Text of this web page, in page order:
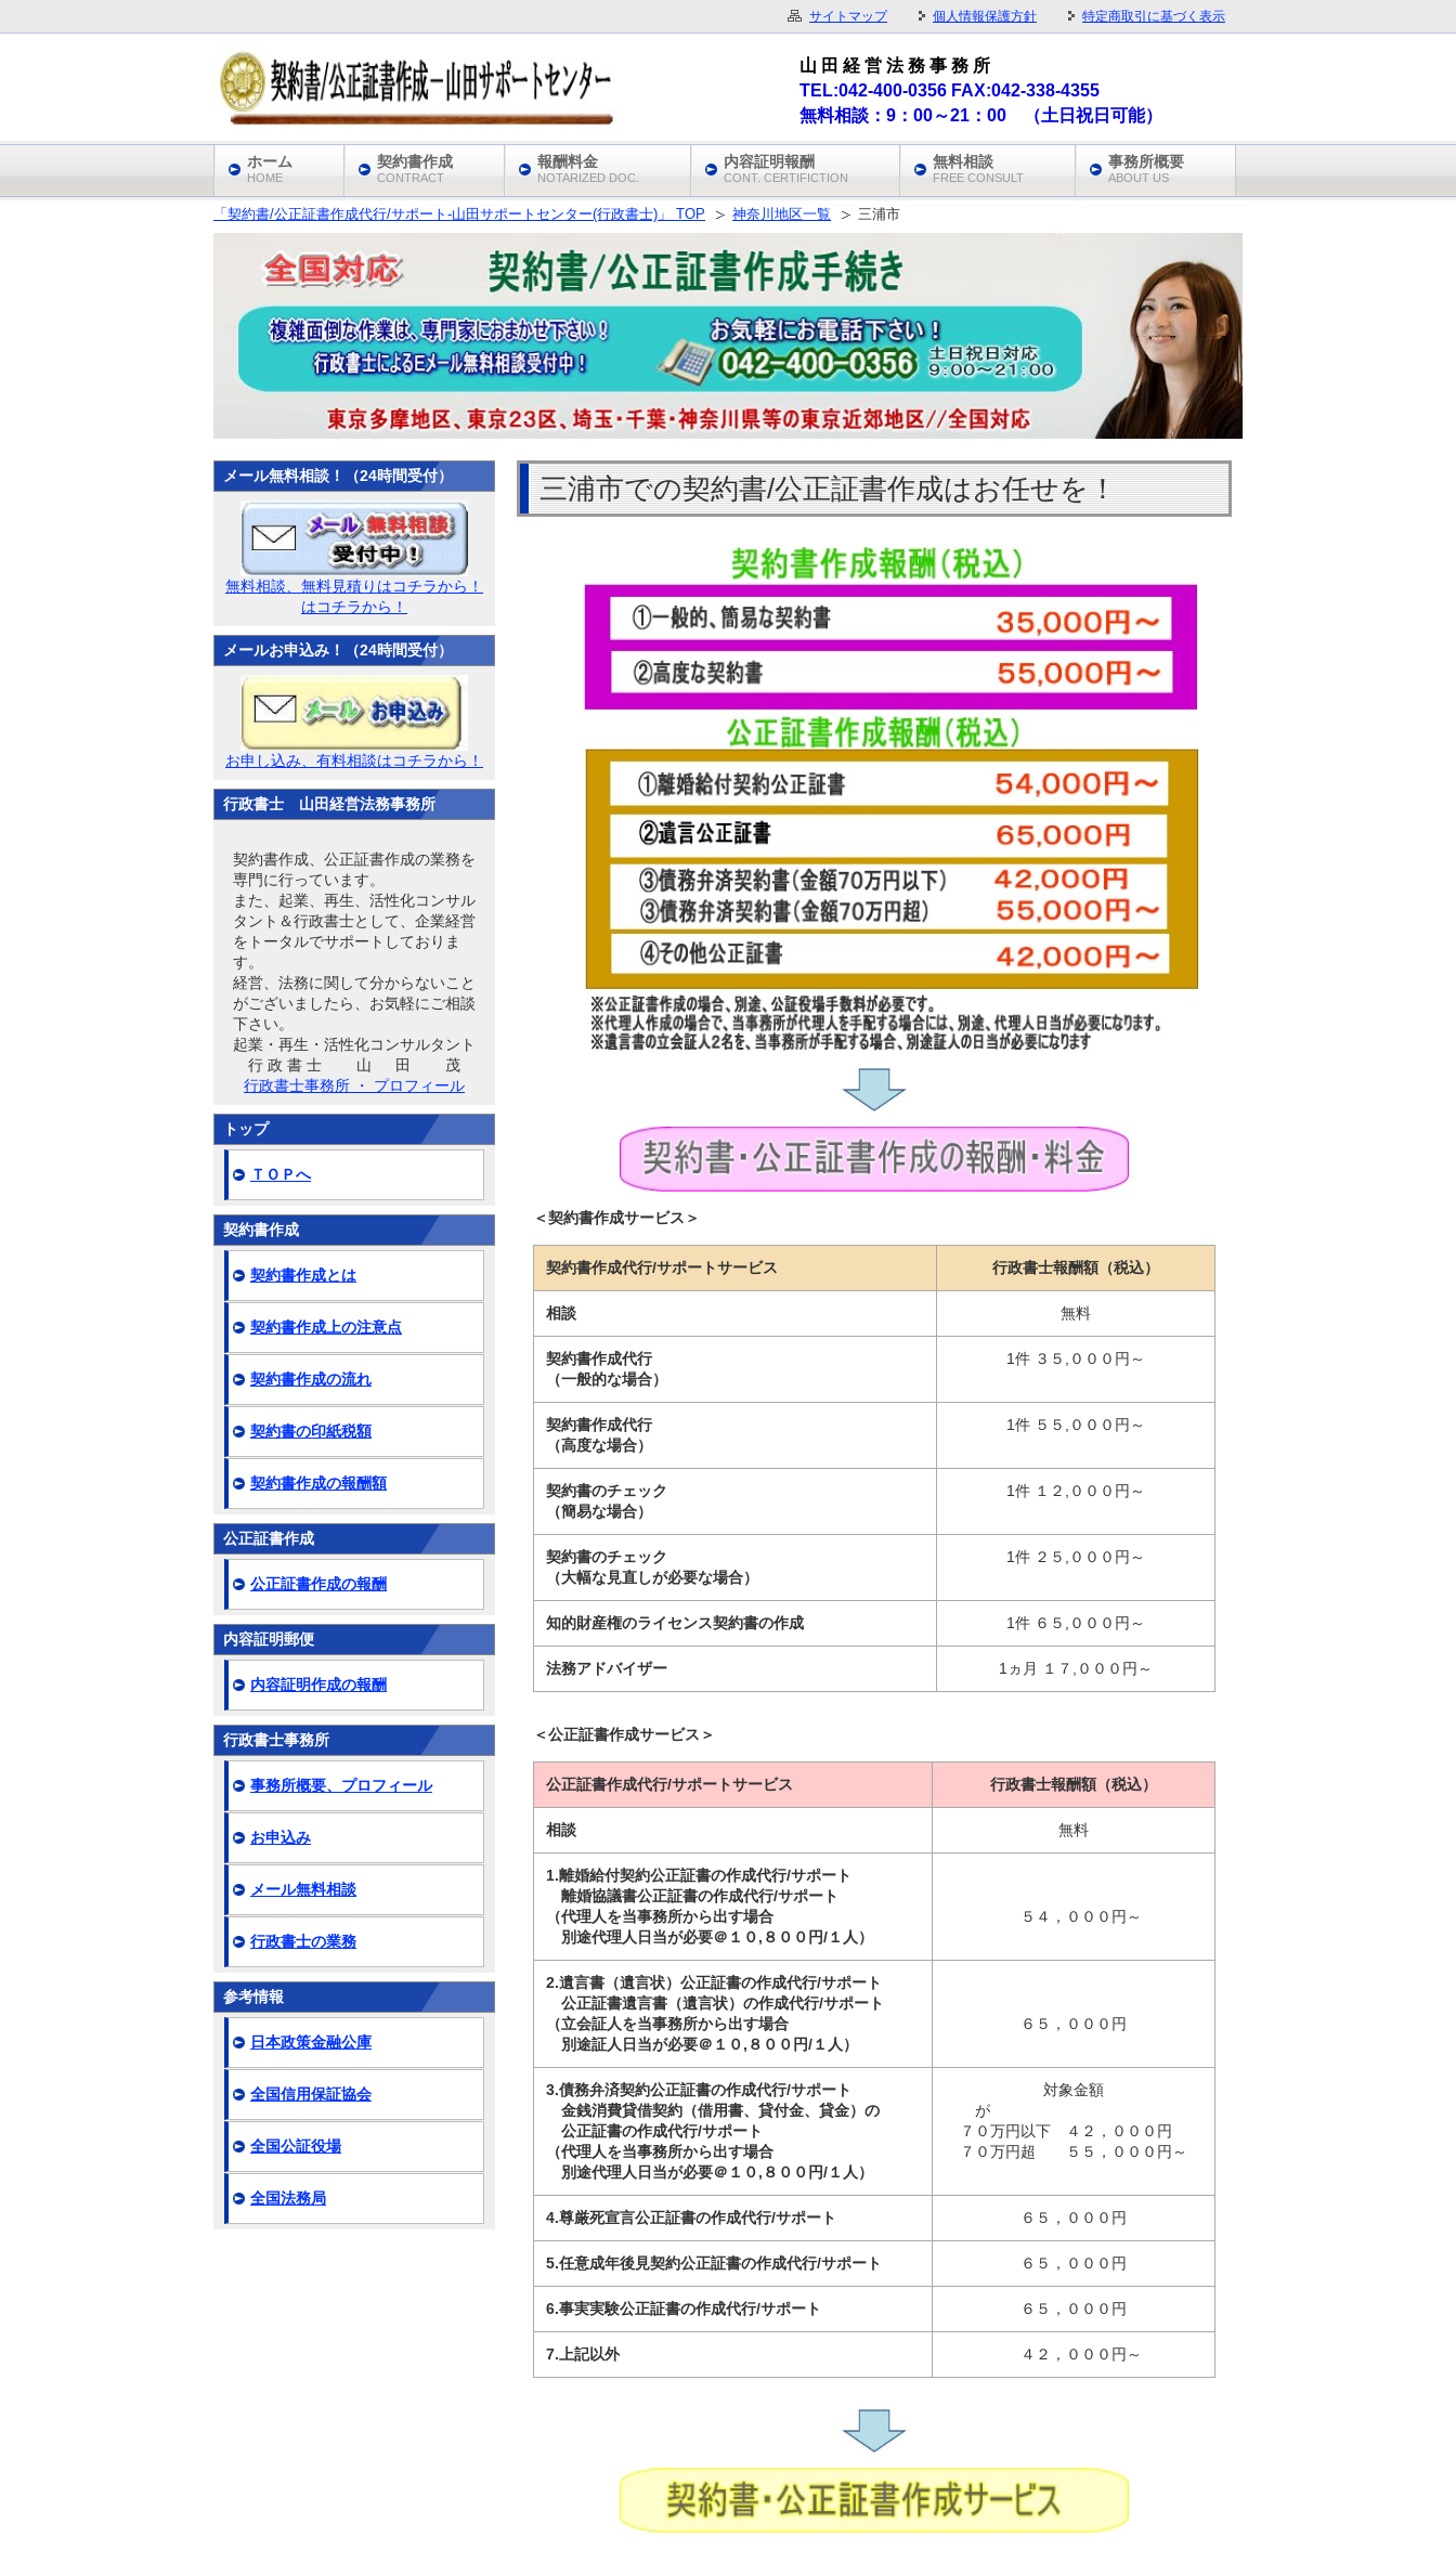
「契約書/公正証書作成代行/サポート‐山田サポートセンター(行政書士)」 TOP 神奈川地区一覧 三浦市
三浦市での契約書/公正証書作成はお任せを！
＜契約書作成サービス＞
契約書作成代行/サポートサービス 行政書士報酬額（税込）
相談 無料
契約書作成代行
（一般的な場合）
1件 ３５,０００円～
契約書作成代行
（高度な場合）
1件 ５５,０００円～
契約書のチェック
（簡易な場合）
1件 １２,０００円～
契約書のチェック
（大幅な見直しが必要な場合）
1件 ２５,０００円～
知的財産権のライセンス契約書の作成 1件 ６５,０００円～
法務アドバイザー 1ヵ月 １７,０００円～
＜公正証書作成サービス＞
公正証書作成代行/サポートサービス 行政書士報酬額（税込）
相談 無料
1.離婚給付契約公正証書の作成代行/サポート
離婚協議書公正証書の作成代行/サポート
（代理人を当事務所から出す場合
別途代理人日当が必要＠１０,８００円/１人）
５４，０００円～
2.遺言書（遺言状）公正証書の作成代行/サポート
公正証書遺言書（遺言状）の作成代行/サポート
（立会証人を当事務所から出す場合
別途証人日当が必要＠１０,８００円/１人）
６５，０００円
3.債務弁済契約公正証書の作成代行/サポート
金銭消費貸借契約（借用書、貸付金、貸金）の
公正証書の作成代行/サポート
（代理人を当事務所から出す場合
別途代理人日当が必要＠１０,８００円/１人）
対象金額
が
７０万円以下 ４２，０００円
７０万円超 ５５，０００円～
4.尊厳死宣言公正証書の作成代行/サポート ６５，０００円
5.任意成年後見契約公正証書の作成代行/サポート ６５，０００円
6.事実実験公正証書の作成代行/サポート ６５，０００円
7.上記以外 ４２，０００円～
メール無料相談！（24時間受付）
無料相談、無料見積りはコチラから！
はコチラから！
メールお申込み！（24時間受付）
お申し込み、有料相談はコチラから！
行政書士 山田経営法務事務所
契約書作成、公正証書作成の業務を
専門に行っています。
また、起業、再生、活性化コンサル
タント＆行政書士として、企業経営
をトータルでサポートしておりま
す。
経営、法務に関して分からないこと
がございましたら、お気軽にご相談
下さい。
起業・再生・活性化コンサルタント
行 政 書 士 山 田 茂
行政書士事務所 ・ プロフィール
トップ
ＴＯＰへ
契約書作成
契約書作成とは
契約書作成上の注意点
契約書作成の流れ
契約書の印紙税額
契約書作成の報酬額
公正証書作成
公正証書作成の報酬
内容証明郵便
内容証明作成の報酬
行政書士事務所
事務所概要、プロフィール
お申込み
メール無料相談
行政書士の業務
参考情報
日本政策金融公庫
全国信用保証協会
全国公証役場
全国法務局
サイトマップ 個人情報保護方針 特定商取引に基づく表示
山 田 経 営 法 務 事 務 所
TEL:042-400-0356 FAX:042-338-4355
無料相談：9：00～21：00 （土日祝日可能）
ホーム
HOME
契約書作成
CONTRACT
報酬料金
NOTARIZED DOC.
内容証明報酬
CONT. CERTIFICTION
無料相談
FREE CONSULT
事務所概要
ABOUT US